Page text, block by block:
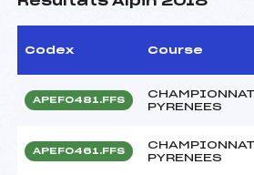
Codex Course
APEF0481.FFS
PYRENEES
APEF0461.FFS
PYRENEES